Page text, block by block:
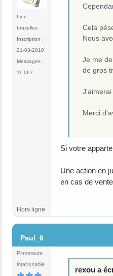
Lieu :
bruxelles
Inscription :
21-03-2010
Messages :
11 067
Cela
Nous
Je me
de gros
Merci
Si votre
Une action en
en cas de
Hors ligne
Paul_6
Pimonaute
intarissable
rexou a